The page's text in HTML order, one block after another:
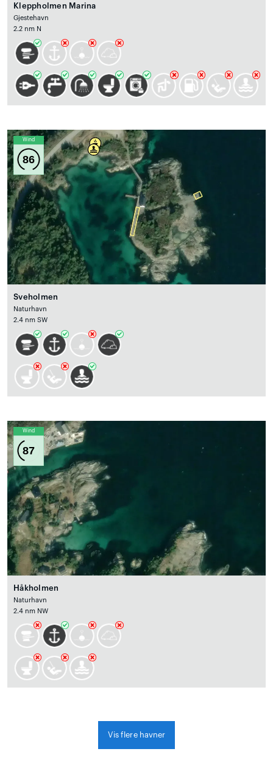
Kleppholmen Marina
Gjestehavn
2.2 nm N
Wind
86
Sveholmen
Naturhavn
2.4 nm SW
Wind
87
Håkholmen
Naturhavn
2.4 nm NW
Vis flere havner